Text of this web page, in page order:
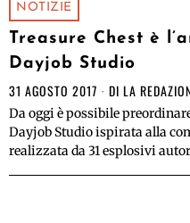
NOTIZIE
Treasure Chest è
Dayjob Studio
31 AGOSTO 2017 DI LA
Da oggi è possibile
Dayjob Studio ispirata alla
realizzata da 31 esplosivi